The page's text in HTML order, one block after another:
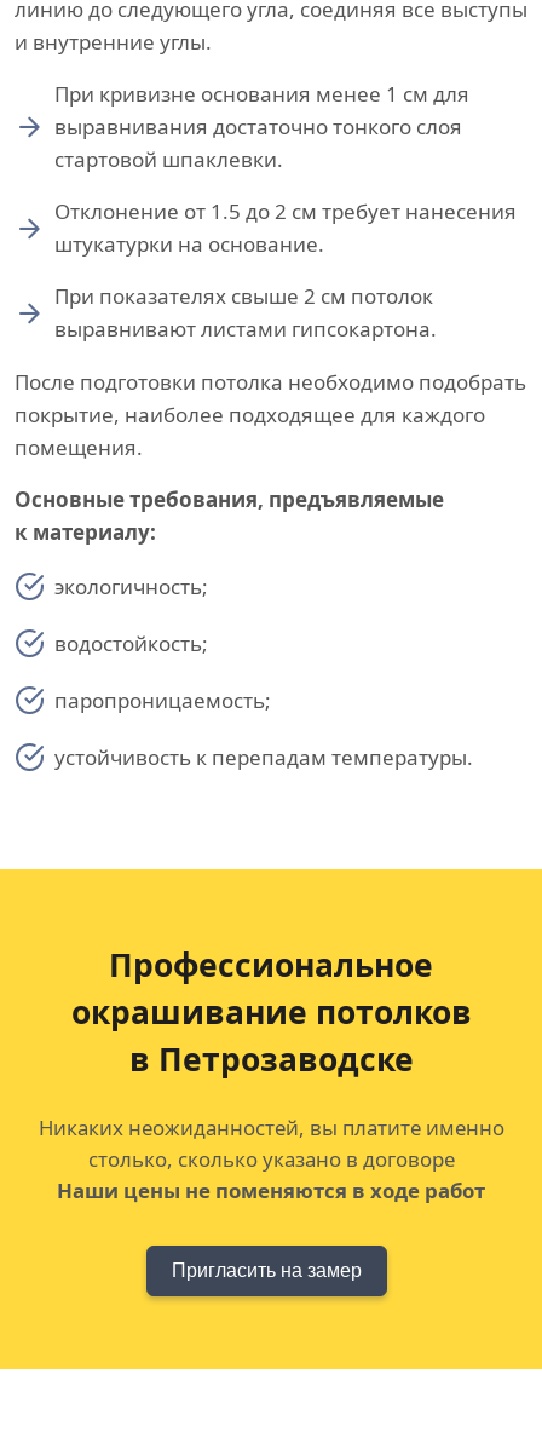
линию до следующего угла, соединяя все выступы
и внутренние углы.
При кривизне основания менее 1 см для
выравнивания достаточно тонкого слоя
стартовой шпаклевки.
Отклонение от 1.5 до 2 см требует нанесения
штукатурки на основание.
При показателях свыше 2 см потолок
выравнивают листами гипсокартона.
После подготовки потолка необходимо подобрать
покрытие, наиболее подходящее для каждого
помещения.
Основные требования, предъявляемые
к материалу:
экологичность;
водостойкость;
паропроницаемость;
устойчивость к перепадам температуры.
Профессиональное
окрашивание потолков
в Петрозаводске
Никаких неожиданностей, вы платите именно
столько, сколько указано в договоре
Наши цены не поменяются в ходе работ
Пригласить на замер